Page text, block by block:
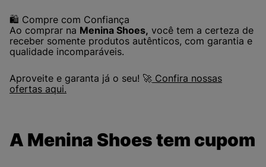
🛍️ Compre com Confiança
Ao comprar na Menina Shoes, você tem a certeza de
receber somente produtos autênticos, com garantia e
qualidade incomparáveis.
Aproveite e garanta já o seu! 🚀 Confira nossas
ofertas aqui.
A Menina Shoes tem cupom